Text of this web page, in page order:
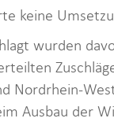
keine
wurden
Nordrhein-
Ausbau der